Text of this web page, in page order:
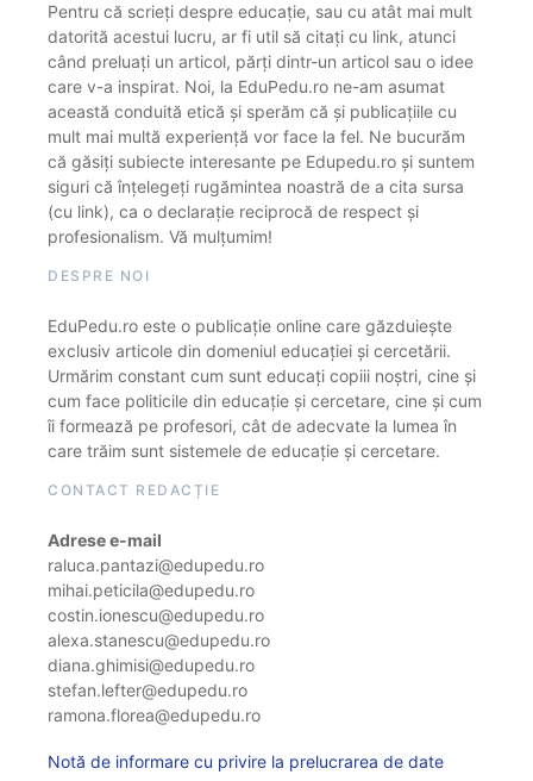
Pentru că scrieți despre educație, sau cu atât mai mult
datorită acestui lucru, ar fi util să citați cu link, atunci
când preluați un articol, părți dintr-un articol sau o idee
care v-a inspirat. Noi, la EduPedu.ro ne-am asumat
această conduită etică și sperăm că și publicațiile cu
mult mai multă experiență vor face la fel. Ne bucurăm
că găsiți subiecte interesante pe Edupedu.ro și suntem
siguri că înțelegeți rugămintea noastră de a cita sursa
(cu link), ca o declarație reciprocă de respect și
profesionalism. Vă mulțumim!
DESPRE NOI
EduPedu.ro este o publicație online care găzduiește
exclusiv articole din domeniul educației și cercetării.
Urmărim constant cum sunt educați copiii noștri, cine și
cum face politicile din educație și cercetare, cine și cum
îi formează pe profesori, cât de adecvate la lumea în
care trăim sunt sistemele de educație și cercetare.
CONTACT REDACȚIE
Adrese e-mail
raluca.pantazi@edupedu.ro
mihai.peticila@edupedu.ro
costin.ionescu@edupedu.ro
alexa.stanescu@edupedu.ro
diana.ghimisi@edupedu.ro
stefan.lefter@edupedu.ro
ramona.florea@edupedu.ro
Notă de informare cu privire la prelucrarea de date